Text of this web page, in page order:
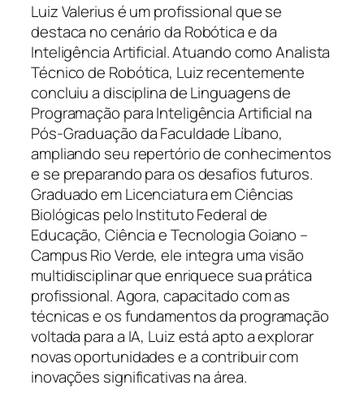
Luiz Valerius é um profissional que se
destaca no cenário da Robótica e da
Inteligência Artificial. Atuando como Analista
Técnico de Robótica, Luiz recentemente
concluiu a disciplina de Linguagens de
Programação para Inteligência Artificial na
Pós-Graduação da Faculdade Líbano,
ampliando seu repertório de conhecimentos
e se preparando para os desafios futuros.
Graduado em Licenciatura em Ciências
Biológicas pelo Instituto Federal de
Educação, Ciência e Tecnologia Goiano –
Campus Rio Verde, ele integra uma visão
multidisciplinar que enriquece sua prática
profissional. Agora, capacitado com as
técnicas e os fundamentos da programação
voltada para a IA, Luiz está apto a explorar
novas oportunidades e a contribuir com
inovações significativas na área.